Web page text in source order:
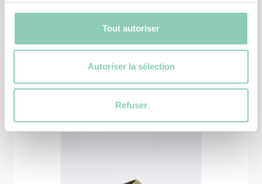
Tout autoriser
Autoriser la sélection
Refuser
Produits similaires